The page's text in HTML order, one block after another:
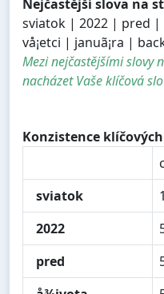
Nejčastější slova na
sviatok | 2022 | pred
vå¡etci | januã¡ra |
Mezi nejčastějšími slovy
nacházet Vaše klíčová
Konzistence
sviatok
2022
pred